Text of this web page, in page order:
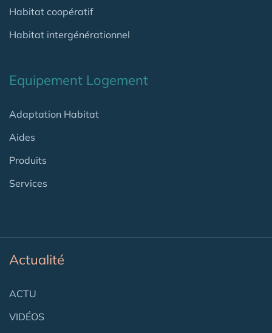
Habitat coopératif
Habitat intergénérationnel
Equipement Logement
Adaptation Habitat
Aides
Produits
Services
Actualité
ACTU
VIDÉOS